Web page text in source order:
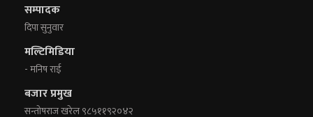
सम्पादक
दिपा सुनुवार
मल्टिमिडिया
- मनिष राई
बजार प्रमुख
सन्तोषराज खरेल ९८५११९२०४२